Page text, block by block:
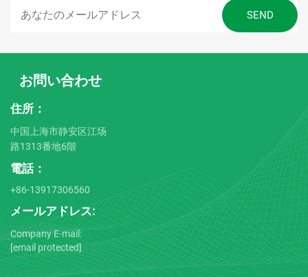
お問い合わせ
住所：
中国上海市静安区江场
路1313番地6階
電話：
+86-13917306560
メールアドレス:
Company E-mail:
[email protected]